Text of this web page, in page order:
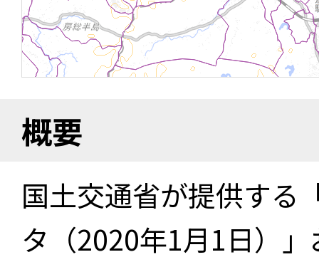
概要
国土交通省が提供する
タ（2020年1月1日）